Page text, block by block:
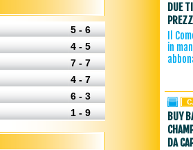
5 - 6
4 - 5
7 - 7
4 - 7
6 - 3
1 - 9
DUE
Il
in
BUY
DA